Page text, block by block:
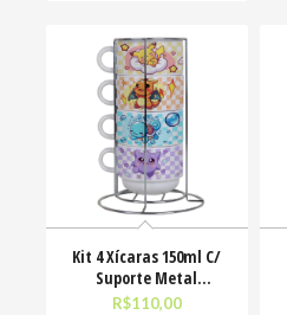
Kit 4 Xícaras 150ml C/
Suporte Metal
Pokémon Johto
R$110,00